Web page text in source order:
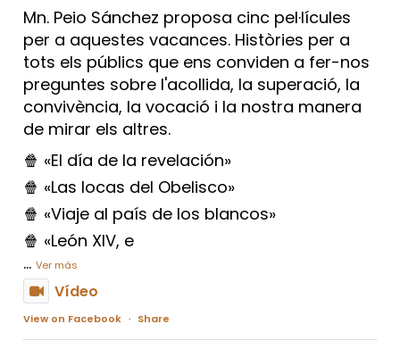
Mn. Peio Sánchez proposa cinc pel·lícules
per a aquestes vacances. Històries per a
tots els públics que ens conviden a fer-nos
preguntes sobre l'acollida, la superació, la
convivència, la vocació i la nostra manera
de mirar els altres.
🍿 «El día de la revelación»
🍿 «Las locas del Obelisco»
🍿 «Viaje al país de los blancos»
🍿 «León XIV, e
... Ver más
Vídeo
View on Facebook · Share